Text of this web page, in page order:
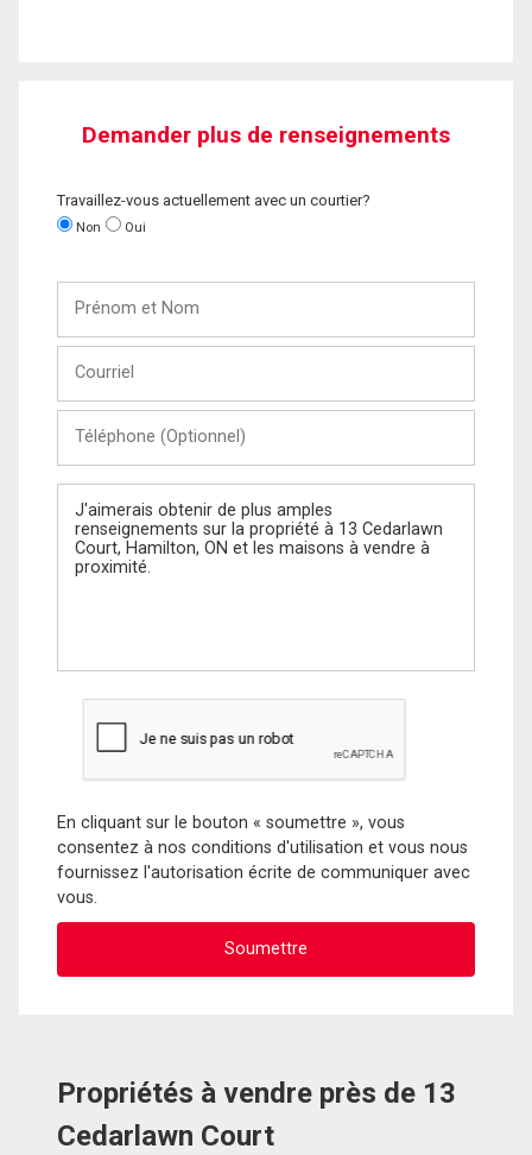
Demander plus de renseignements
Travaillez-vous actuellement avec un courtier?
Non Oui
Nom
(Optionnel)
Message
En cliquant sur le bouton « soumettre », vous
consentez à nos conditions d'utilisation et vous nous
fournissez l'autorisation écrite de communiquer avec
vous.
Propriétés à vendre près de 13
Cedarlawn Court